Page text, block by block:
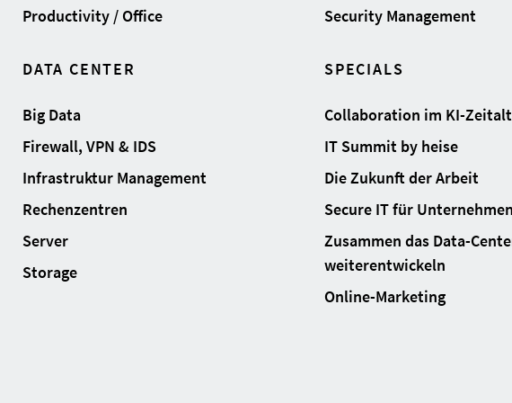
Productivity / Office
Security Management
DATA CENTER
Big Data
Firewall, VPN & IDS
Infrastruktur Management
Rechenzentren
Server
Storage
SPECIALS
Collaboration im KI-
IT Summit by heise
Die Zukunft der Arbeit
Secure IT für Unternehmen
Zusammen das Data-
weiterentwickeln
Online-Marketing